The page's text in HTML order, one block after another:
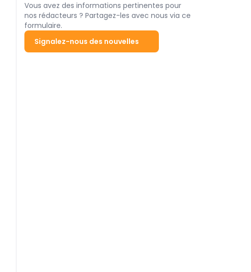
Vous avez des informations pertinentes pour
nos rédacteurs ? Partagez-les avec nous via ce
formulaire.
Signalez-nous des nouvelles